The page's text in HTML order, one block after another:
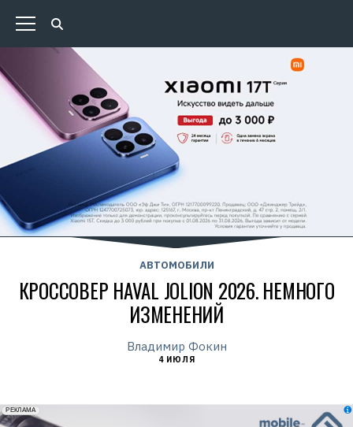
АВТОМОБИЛИ
КРОССОВЕР HAVAL JOLION 2026. НЕМНОГО
ИЗМЕНЕНИЙ
Владимир Фокин
4 ИЮЛЯ
erid: 2VfnxxmNzs5
РЕКЛАМА